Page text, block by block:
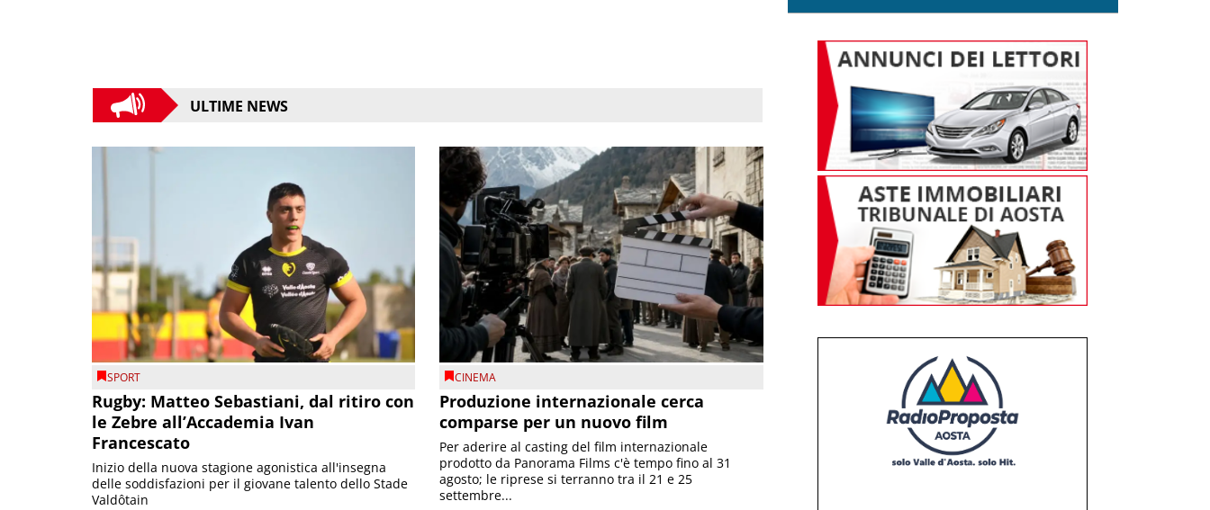
ULTIME NEWS
SPORT
Rugby: Matteo Sebastiani, dal ritiro con
le Zebre all’Accademia Ivan
Francescato
Inizio della nuova stagione agonistica all'insegna
delle soddisfazioni per il giovane talento dello Stade
Valdôtain
CINEMA
Produzione internazionale cerca
comparse per un nuovo film
Per aderire al casting del film internazionale
prodotto da Panorama Films c'è tempo fino al 31
agosto; le riprese si terranno tra il 21 e 25
settembre...